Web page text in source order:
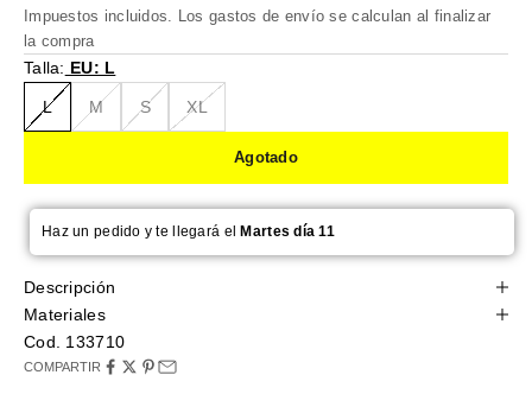
Impuestos incluidos. Los gastos de envío se calculan al finalizar
la compra
Talla: EU: L
L M S XL
Agotado
Haz un pedido y te llegará elMartes día 11
Descripción
Materiales
Cod. 133710
COMPARTIR